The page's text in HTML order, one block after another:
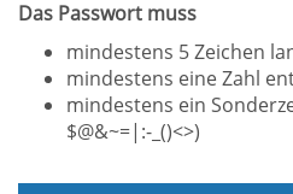
Das Passwort muss
mindestens 5 Zeichen
mindestens eine Zahl
mindestens ein
$@&~=|:-_()<>)